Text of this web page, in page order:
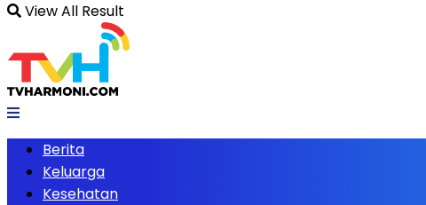
View All Result
Berita
Keluarga
Kesehatan